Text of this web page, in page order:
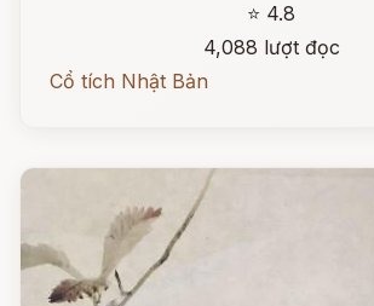
⭐ 4.8
4,088 lượt đọc
Cổ tích Nhật Bản